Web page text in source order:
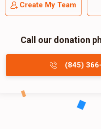
Create My Team
Call our donation
(845)